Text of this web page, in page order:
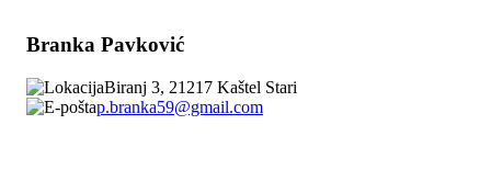
Branka Pavković
Biranj 3, 21217 Kaštel Stari
p.branka59@gmail.com